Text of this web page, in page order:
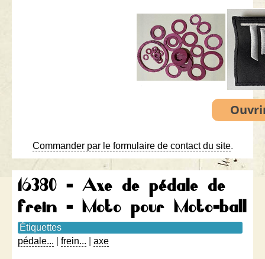
Commander par le formulaire de contact du site.
16380 - Axe de pédale de
frein - Moto pour Moto-ball
Étiquettes
pédale...
frein... axe